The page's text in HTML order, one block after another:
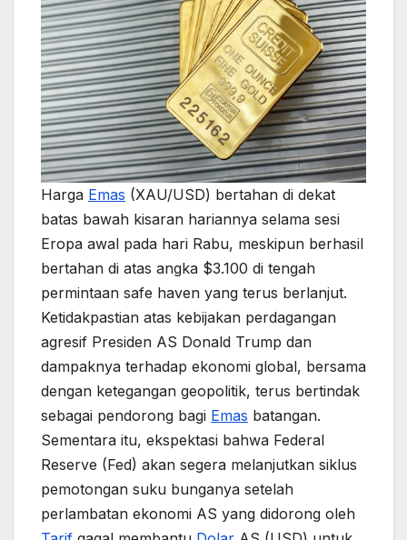
Harga Emas (XAU/USD) bertahan di dekat
batas bawah kisaran hariannya selama sesi
Eropa awal pada hari Rabu, meskipun berhasil
bertahan di atas angka $3.100 di tengah
permintaan safe haven yang terus berlanjut.
Ketidakpastian atas kebijakan perdagangan
agresif Presiden AS Donald Trump dan
dampaknya terhadap ekonomi global, bersama
dengan ketegangan geopolitik, terus bertindak
sebagai pendorong bagi Emas batangan.
Sementara itu, ekspektasi bahwa Federal
Reserve (Fed) akan segera melanjutkan siklus
pemotongan suku bunganya setelah
perlambatan ekonomi AS yang didorong oleh